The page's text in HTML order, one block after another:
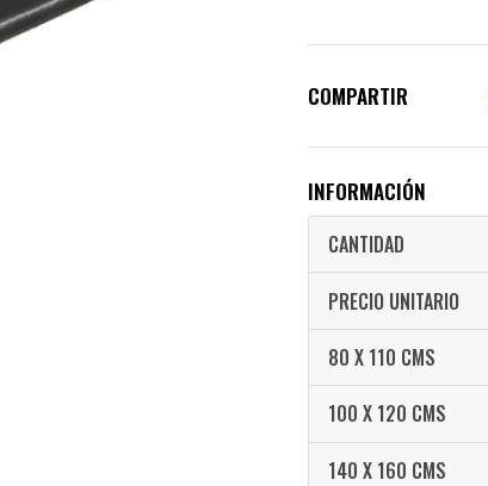
COMPARTIR
INFORMACIÓN
CANTIDAD
PRECIO UNITARIO
80 X 110 CMS
100 X 120 CMS
140 X 160 CMS